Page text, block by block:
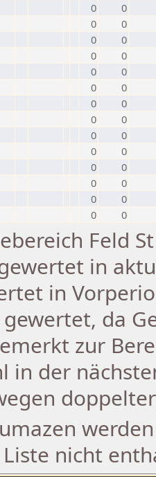
0
0
0
0
0
0
0
0
0
0
0
0
0
0
0
0
0
0
0
0
0
0
0
0
0
0
0 0
Feld
in
in
da
zur
in der
nicht